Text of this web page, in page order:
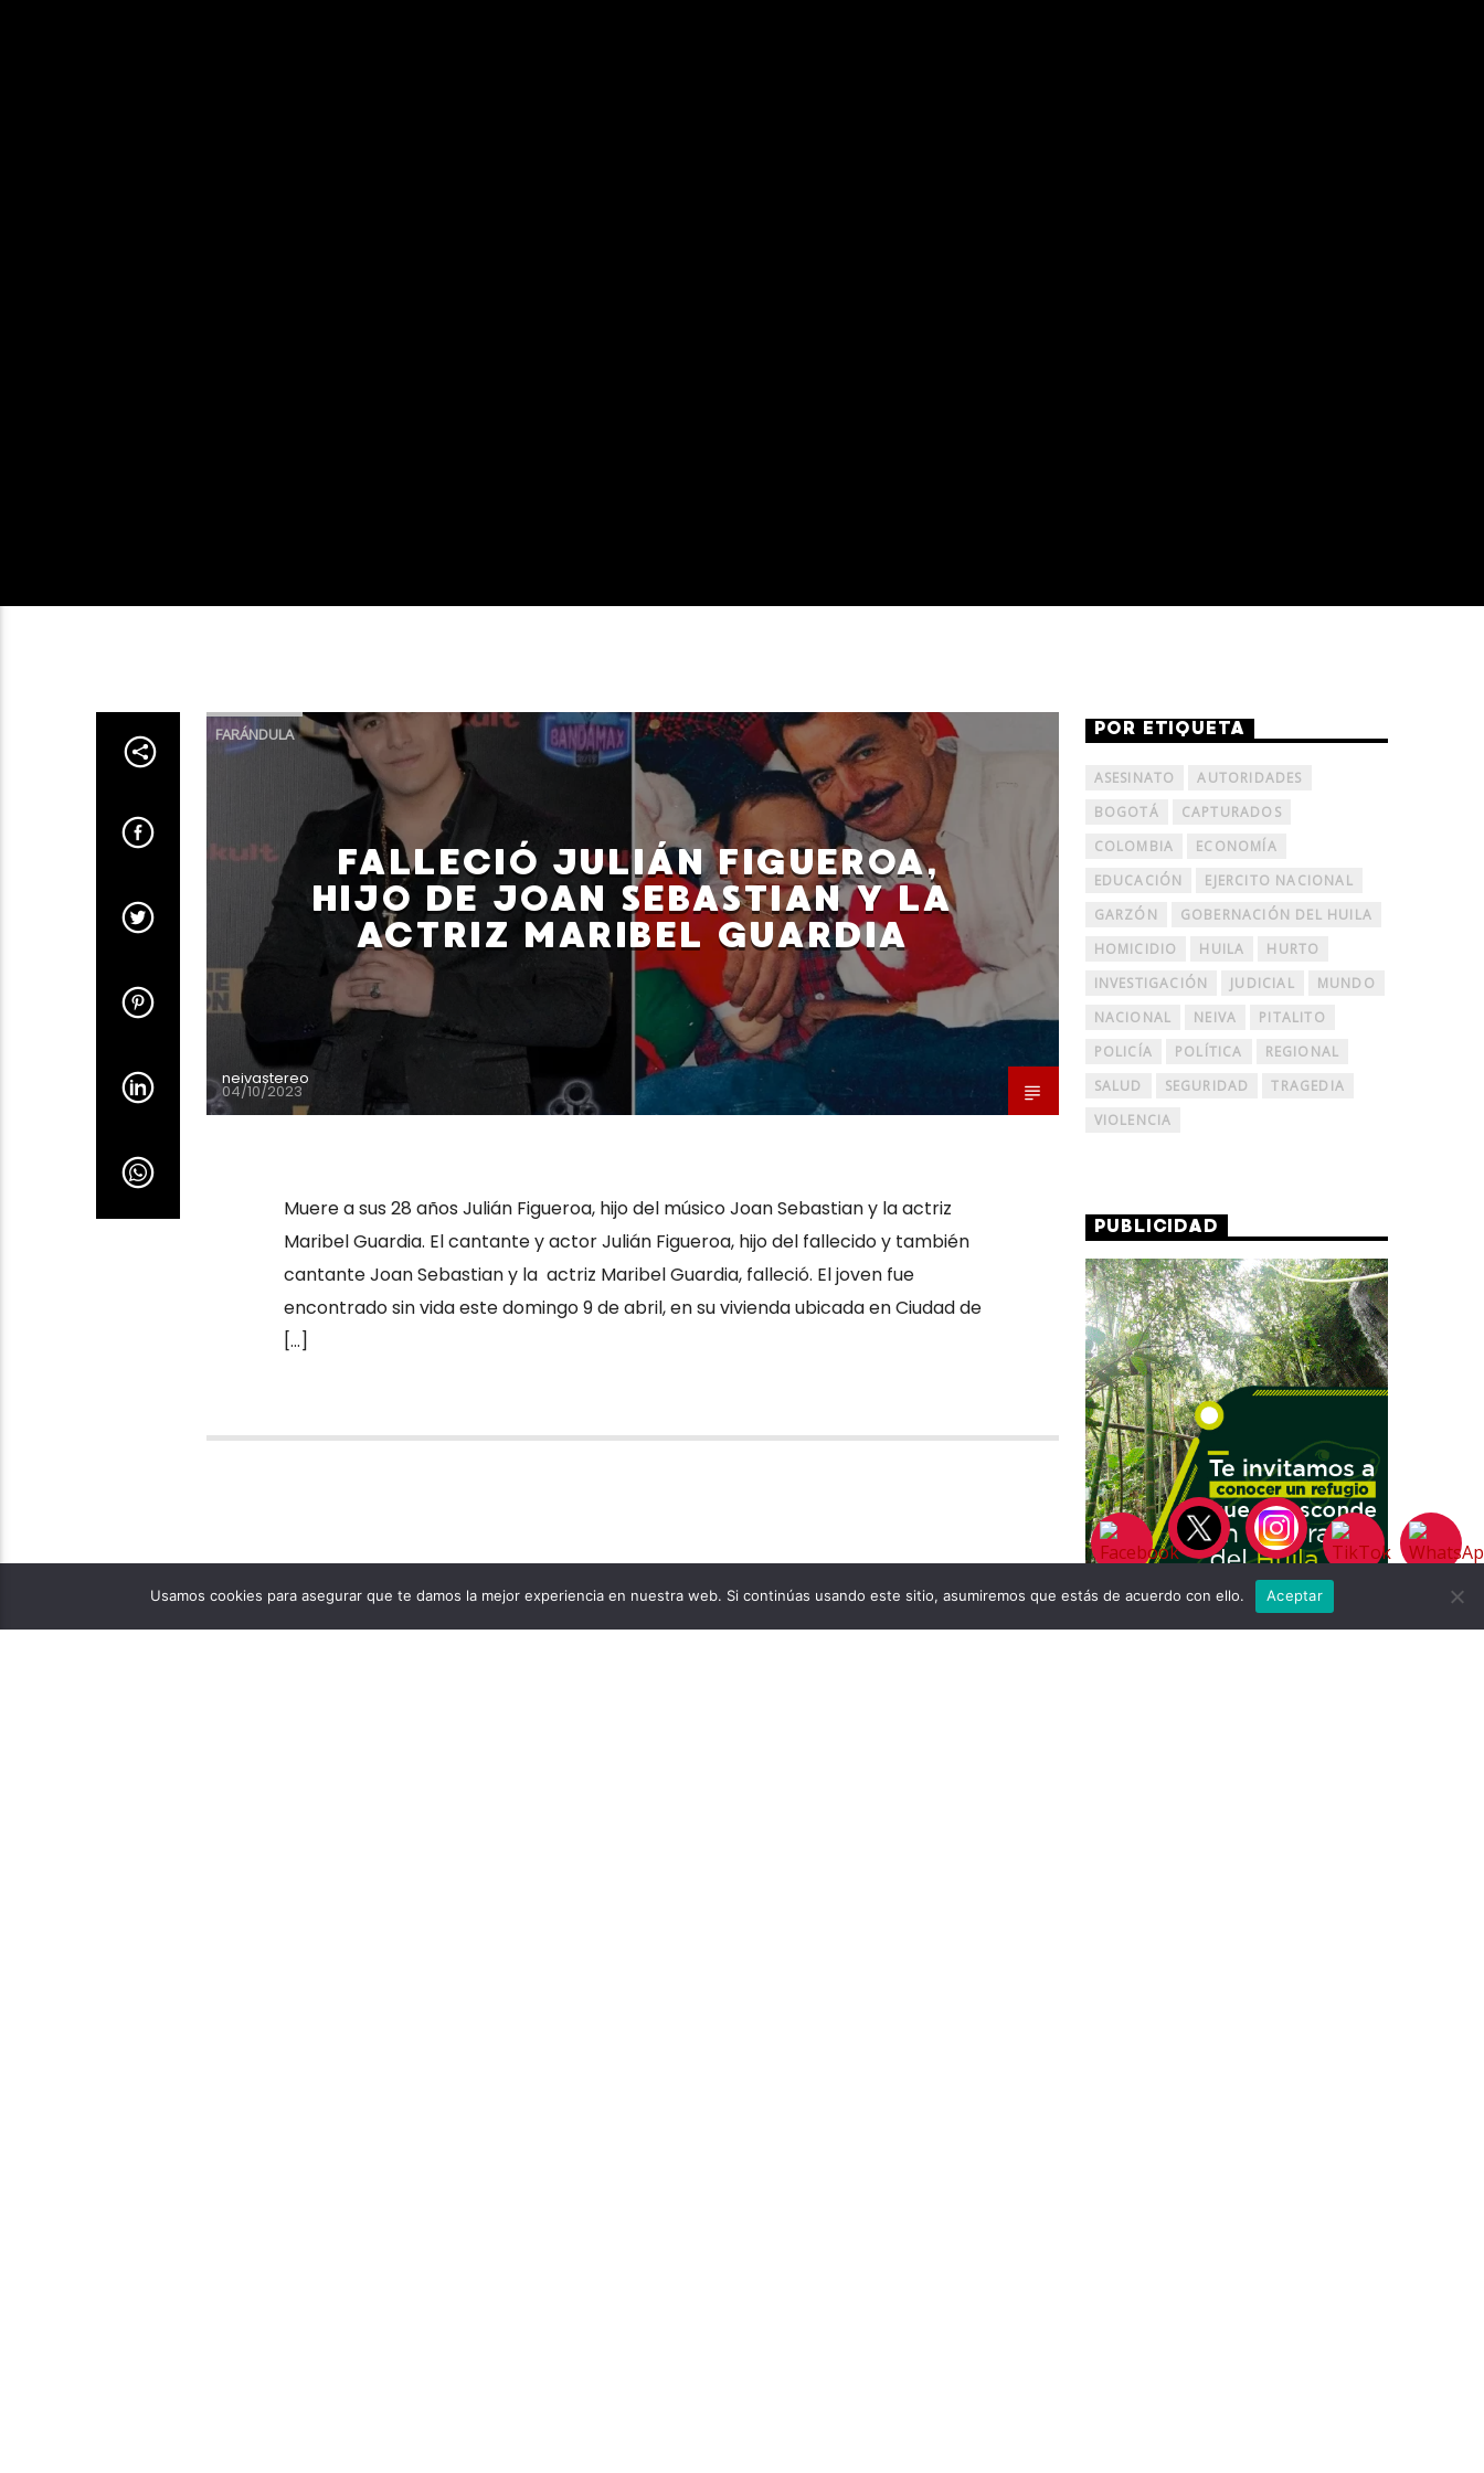
FARÁNDULA
FALLECIÓ JULIÁN FIGUEROA,
HIJO DE JOAN SEBASTIAN Y LA
ACTRIZ MARIBEL GUARDIA
neivastereo
04/10/2023
Muere a sus 28 años Julián Figueroa, hijo del músico Joan Sebastian y la actriz
Maribel Guardia. El cantante y actor Julián Figueroa, hijo del fallecido y también
cantante Joan Sebastian y la actriz Maribel Guardia, falleció. El joven fue
encontrado sin vida este domingo 9 de abril, en su vivienda ubicada en Ciudad de
[…]
POR ETIQUETA
ASESINATO
AUTORIDADES
BOGOTÁ
CAPTURADOS
COLOMBIA
ECONOMÍA
EDUCACIÓN
EJERCITO NACIONAL
GARZÓN
GOBERNACIÓN DEL HUILA
HOMICIDIO
HUILA
HURTO
INVESTIGACIÓN
JUDICIAL
MUNDO
NACIONAL
NEIVA
PITALITO
POLICÍA
POLÍTICA
REGIONAL
SALUD
SEGURIDAD
TRAGEDIA
VIOLENCIA
PUBLICIDAD
Usamos cookies para asegurar que te damos la mejor experiencia en nuestra web. Si continúas usando este sitio, asumiremos que estás de acuerdo con ello. Aceptar